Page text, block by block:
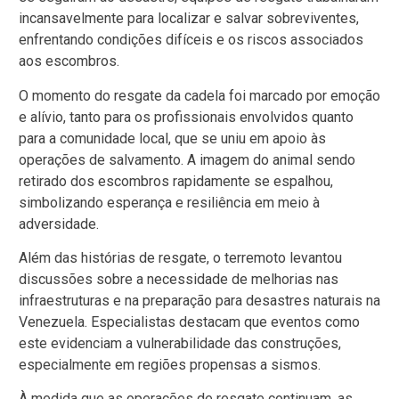
incansavelmente para localizar e salvar sobreviventes,
enfrentando condições difíceis e os riscos associados
aos escombros.
O momento do resgate da cadela foi marcado por emoção
e alívio, tanto para os profissionais envolvidos quanto
para a comunidade local, que se uniu em apoio às
operações de salvamento. A imagem do animal sendo
retirado dos escombros rapidamente se espalhou,
simbolizando esperança e resiliência em meio à
adversidade.
Além das histórias de resgate, o terremoto levantou
discussões sobre a necessidade de melhorias nas
infraestruturas e na preparação para desastres naturais na
Venezuela. Especialistas destacam que eventos como
este evidenciam a vulnerabilidade das construções,
especialmente em regiões propensas a sismos.